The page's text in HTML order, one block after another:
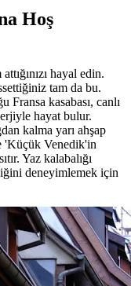
Hoş
hayal edin.
tam da bu.
Fransa kasabası, canlı
hayat bulur.
kalma yarı ahşap
'Küçük Venedik'in
Yaz kalabalığı
deneyimlemek için